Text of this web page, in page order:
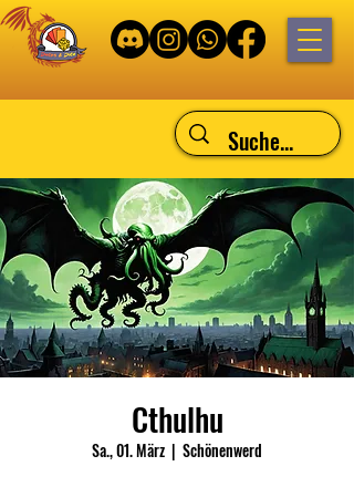
Cthulhu
Sa., 01. März
  |
Schönenwerd